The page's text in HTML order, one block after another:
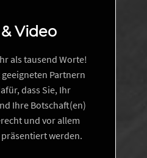
Video
als tausend Worte!
Partnern
dass Sie, Ihr
Ihre Botschaft(en)
und vor allem
werden.